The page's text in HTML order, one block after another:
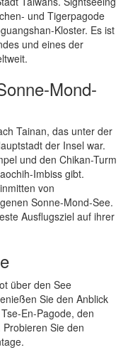
und Tigerpagode
Kloster. Es ist
und eines der
Mond-
Tainan, das unter der
der Insel war.
und den Chikan-Turm
Imbiss gibt.
von
Sonne-Mond-See.
Ausflugsziel auf ihrer
über den See
Sie den Anblick
En-Pagode, den
Sie den